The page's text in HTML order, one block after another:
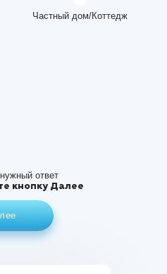
Частный дом/Коттедж
ответ
кнопку Далее